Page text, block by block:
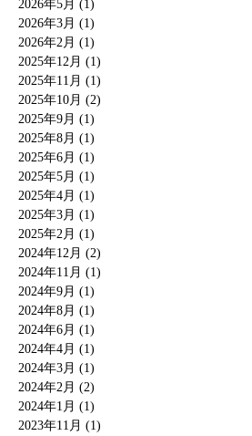
2026年5月 (1)
2026年3月 (1)
2026年2月 (1)
2025年12月 (1)
2025年11月 (1)
2025年10月 (2)
2025年9月 (1)
2025年8月 (1)
2025年6月 (1)
2025年5月 (1)
2025年4月 (1)
2025年3月 (1)
2025年2月 (1)
2024年12月 (2)
2024年11月 (1)
2024年9月 (1)
2024年8月 (1)
2024年6月 (1)
2024年4月 (1)
2024年3月 (1)
2024年2月 (2)
2024年1月 (1)
2023年11月 (1)